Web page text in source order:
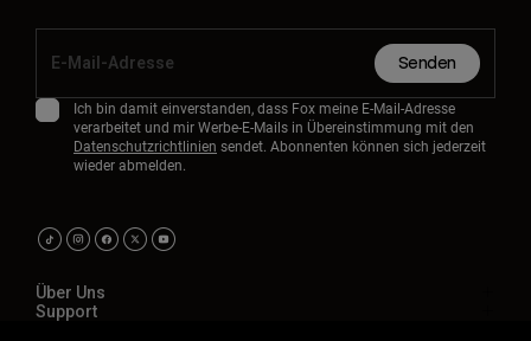
Senden
Ich bin damit einverstanden, dass Fox meine E-Mail-Adresse
verarbeitet und mir Werbe-E-Mails in Übereinstimmung mit den
Datenschutzrichtlinien sendet. Abonnenten können sich jederzeit
wieder abmelden.
Über Uns
Support